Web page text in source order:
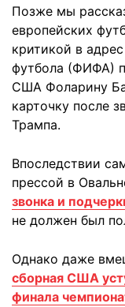
Позже мы
европейских
критикой в
футбола (ФИФА)
США Фоларину
карточку после
Трампа.
Впоследствии
прессой в
звонка и
не должен был
Однако даже
сборная США
финала